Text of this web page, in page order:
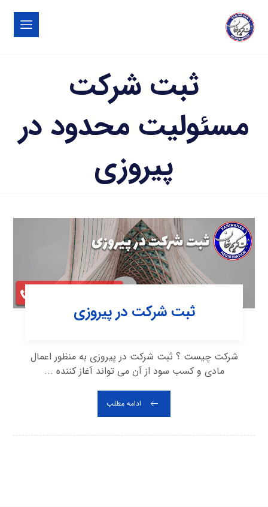
ثبت شرکت
مسئولیت محدود در
پیروزی
ثبت شرکت در پیروزی
شرکت چیست ؟ ثبت شرکت در پیروزی به منظور اعمال
مادی و کسب سود از آن می تواند آغاز کننده ...
ادامه مطلب